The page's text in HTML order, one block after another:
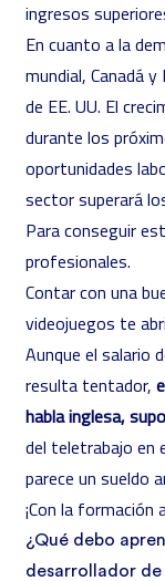
ingresos
En cuanto a la
mundial, Canadá
de EE. UU. El
durante los
oportunidades
sector superará
Para conseguir
profesionales.
Contar con una
videojuegos te
Aunque el salario
resulta tentador,
habla inglesa,
del teletrabajo en
parece un sueldo
¡Con la formación
¿Qué debo
desarrollador